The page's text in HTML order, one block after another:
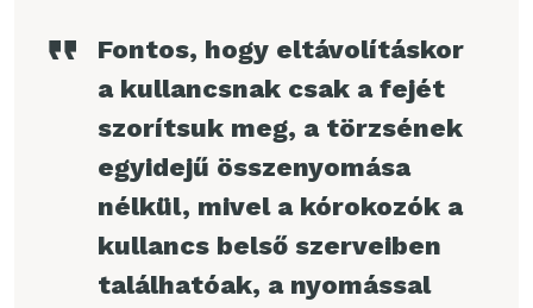
Fontos, hogy eltávolításkor
a kullancsnak csak a fejét
szorítsuk meg, a törzsének
egyidejű összenyomása
nélkül, mivel a kórokozók a
kullancs belső szerveiben
találhatóak, a nyomással